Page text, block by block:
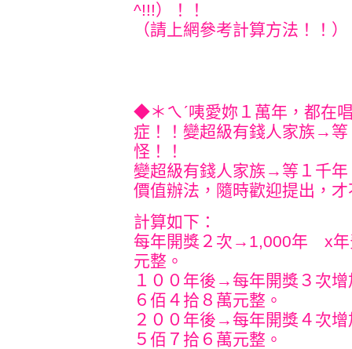
^!!!）！！
（請上網參考計算方法！！）
◆＊ㄟˊ咦愛妳１萬年，都在
症！！變超級有錢人家族→
怪！！
變超級有錢人家族→等１千
價值辦法，隨時歡迎提出，
計算如下：
每年開獎２次→1,000年 x年
元整。
１００年後→每年開獎３次
６佰４拾８萬元整。
２００年後→每年開獎４次
５佰７拾６萬元整。